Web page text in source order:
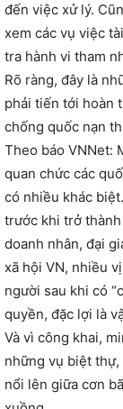
đến việc xử lý.
xem các vụ việc
tra hành vi tham
Rõ ràng, đây là
phải tiến tới hoàn
chống quốc nạn
Theo báo VNNet:
quan chức các
có nhiều khác
trước khi trở
doanh nhân, đại
xã hội VN, nhiều
người sau khi có
quyền, đặc lợi là
Và vì công khai,
những vụ biệt
nổi lên giữa cơn